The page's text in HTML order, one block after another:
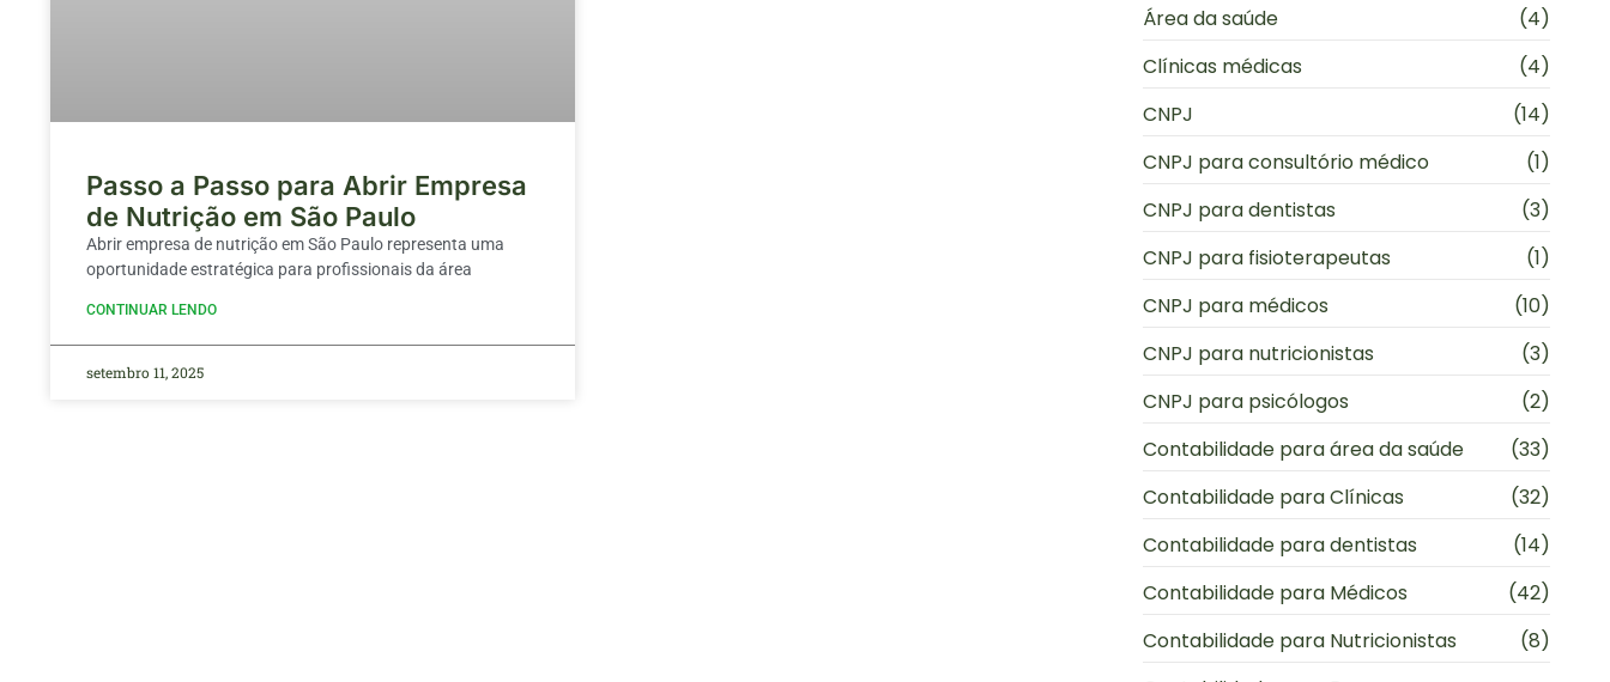
Passo a Passo para Abrir Empresa
de Nutrição em São Paulo
Abrir empresa de nutrição em São Paulo representa uma
oportunidade estratégica para profissionais da área
CONTINUAR LENDO
setembro 11, 2025
Área da saúde
(4)
Clínicas médicas
(4)
CNPJ
(14)
CNPJ para consultório médico
(1)
CNPJ para dentistas
(3)
CNPJ para fisioterapeutas
(1)
CNPJ para médicos
(10)
CNPJ para nutricionistas
(3)
CNPJ para psicólogos
(2)
Contabilidade para área da saúde
(33)
Contabilidade para Clínicas
(32)
Contabilidade para dentistas
(14)
Contabilidade para Médicos
(42)
Contabilidade para Nutricionistas
(8)